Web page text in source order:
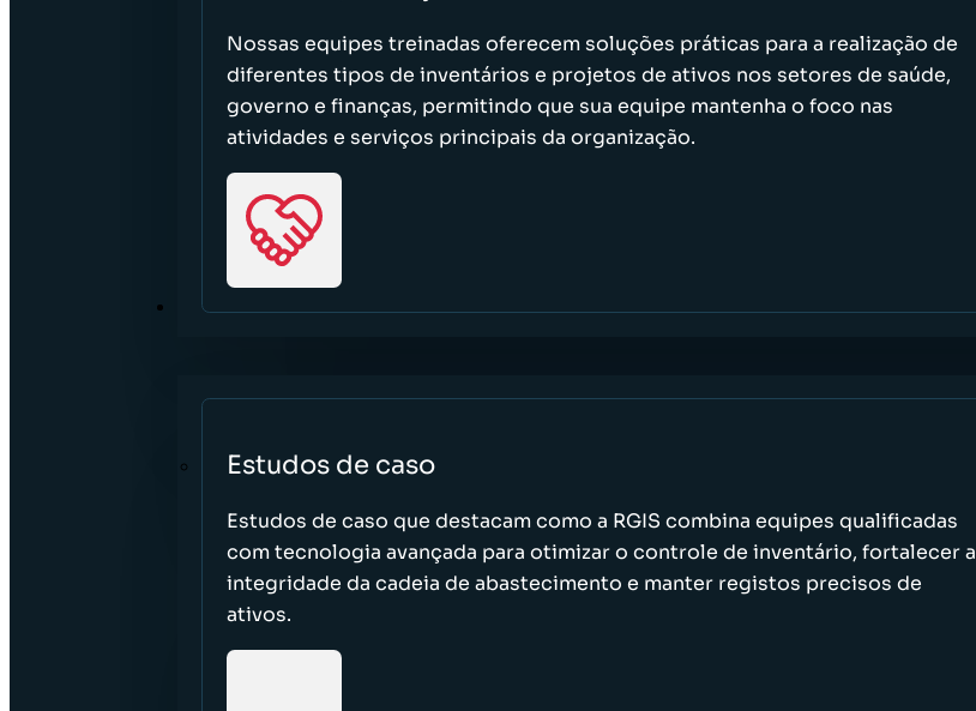
Nossas equipes treinadas oferecem soluções práticas para a realização de
diferentes tipos de inventários e projetos de ativos nos setores de saúde,
governo e finanças, permitindo que sua equipe mantenha o foco nas
atividades e serviços principais da organização.
RECURSOS
Estudos de caso
Estudos de caso que destacam como a RGIS combina equipes qualificadas
com tecnologia avançada para otimizar o controle de inventário, fortalecer a
integridade da cadeia de abastecimento e manter registos precisos de
ativos.